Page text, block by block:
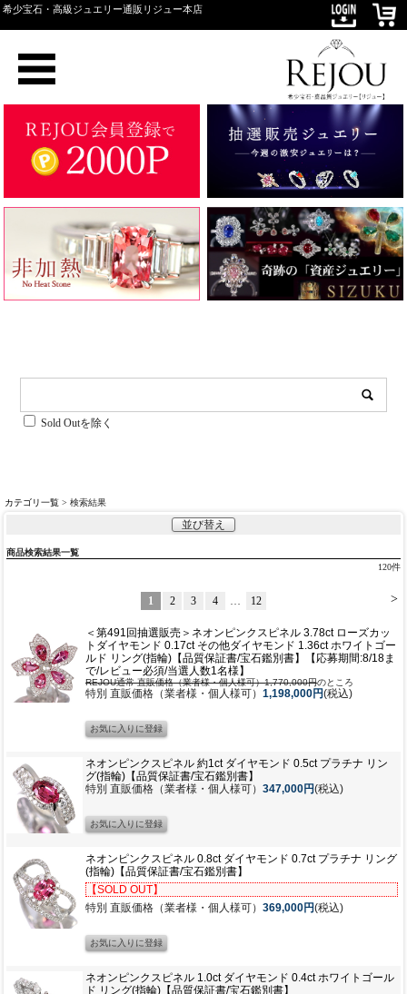
希少宝石・高級ジュエリー通販リジュー本店
Sold Outを除く
カテゴリ一覧 > 検索結果
並び替え
商品検索結果一覧
120件
>
1 2 3 4 12
＜第491回抽選販売＞ネオンピンクスピネル 3.78ct ローズカッ
トダイヤモンド 0.17ct その他ダイヤモンド 1.36ct ホワイトゴー
ルド リング(指輪)【品質保証書/宝石鑑別書】【応募期間:8/18ま
で/レビュー必須/当選人数1名様】
REJOU通常 直販価格（業者様・個人様可）1,770,000円のところ
特別 直販価格（業者様・個人様可） 1,198,000円(税込)
ネオンピンクスピネル 約1ct ダイヤモンド 0.5ct プラチナ リン
グ(指輪)【品質保証書/宝石鑑別書】
特別 直販価格（業者様・個人様可） 347,000円(税込)
ネオンピンクスピネル 0.8ct ダイヤモンド 0.7ct プラチナ リング
(指輪)【品質保証書/宝石鑑別書】
【SOLD OUT】
特別 直販価格（業者様・個人様可） 369,000円(税込)
ネオンピンクスピネル 1.0ct ダイヤモンド 0.4ct ホワイトゴール
ド リング(指輪)【品質保証書/宝石鑑別書】